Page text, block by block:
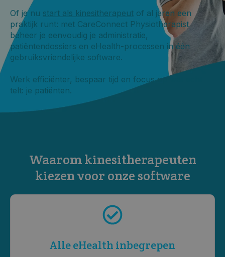
Of je nu start als kinesitherapeut of al jaren een
praktijk runt: met CareConnect Physiotherapist
beheer je eenvoudig je administratie,
patiëntendossiers en eHealth-processen in één
gebruiksvriendelijke software.
Werk efficiënter, bespaar tijd en focus op wat echt
telt: je patiënten.
Waarom kinesitherapeuten
kiezen voor onze software
Alle eHealth inbegrepen